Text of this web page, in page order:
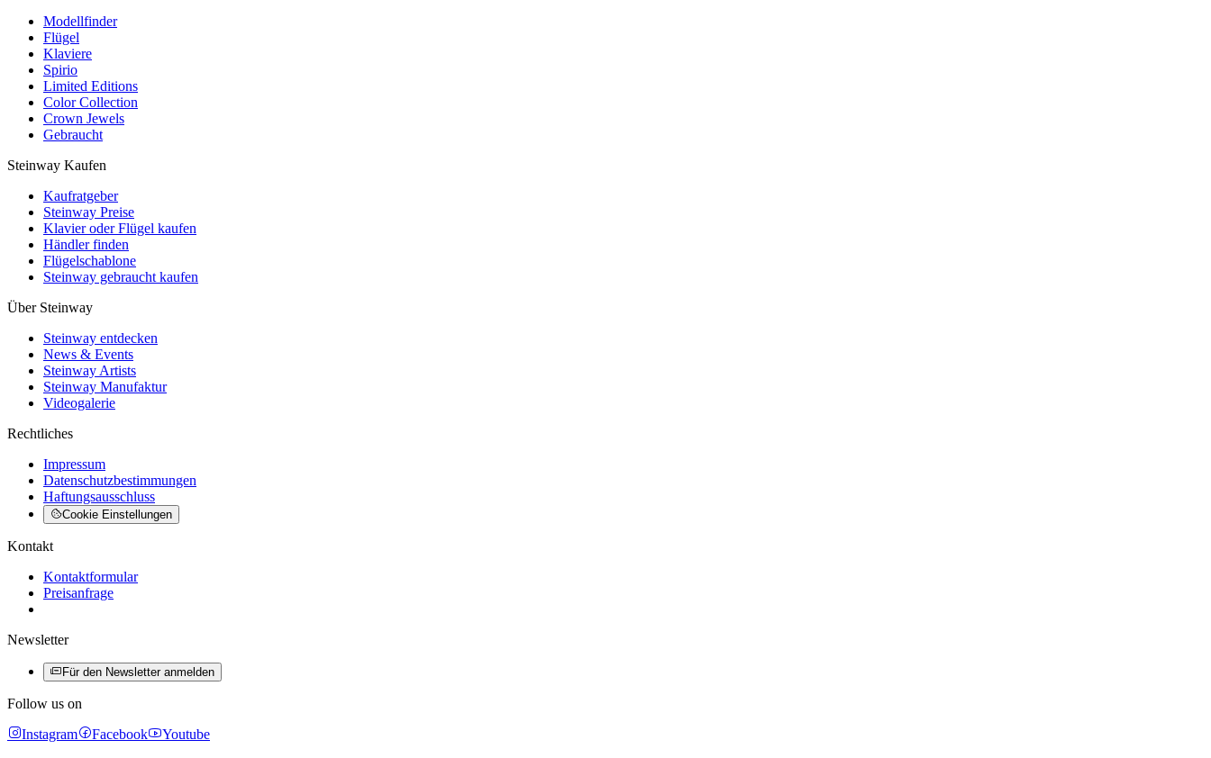
Modellfinder
Flügel
Klaviere
Spirio
Limited Editions
Color Collection
Crown Jewels
Gebraucht
Steinway Kaufen
Kaufratgeber
Steinway Preise
Klavier oder Flügel kaufen
Händler finden
Flügelschablone
Steinway gebraucht kaufen
Über Steinway
Steinway entdecken
News & Events
Steinway Artists
Steinway Manufaktur
Videogalerie
Rechtliches
Impressum
Datenschutzbestimmungen
Haftungsausschluss
Cookie Einstellungen
Kontakt
Kontaktformular
Preisanfrage
Newsletter
Für den Newsletter anmelden
Follow us on
Instagram
Facebook
Youtube